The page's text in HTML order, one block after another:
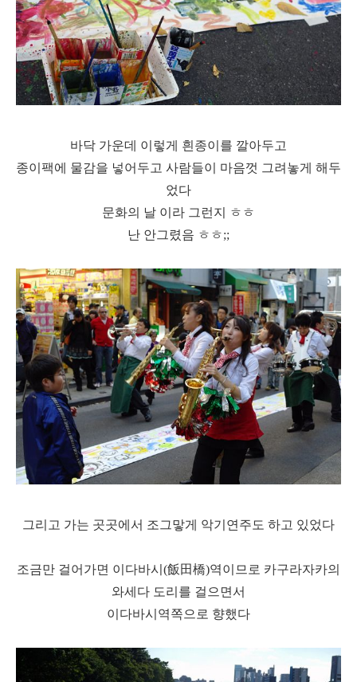
바닥 가운데 이렇게 흰종이를 깔아두고
종이팩에 물감을 넣어두고 사람들이 마음껏 그려놓게 해두
었다
문화의 날 이라 그런지 ㅎㅎ
난 안그렸음 ㅎㅎ;;
그리고 가는 곳곳에서 조그맣게 악기연주도 하고 있었다
조금만 걸어가면 이다바시(飯田橋)역이므로 카구라자카의
와세다 도리를 걸으면서
이다바시역쪽으로 향했다